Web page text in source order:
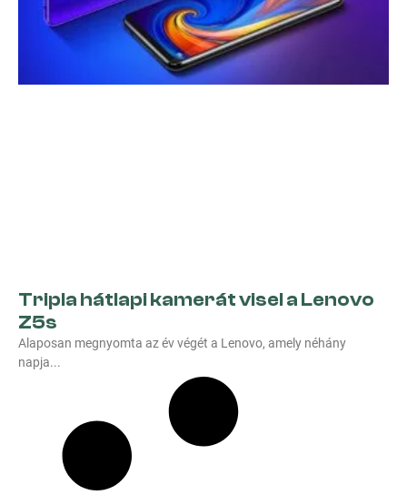
Tripla hátlapi kamerát visel a Lenovo
Z5s
Alaposan megnyomta az év végét a Lenovo, amely néhány
napja